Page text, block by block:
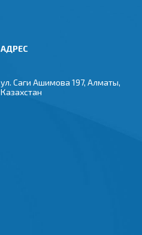
ул. Саги Ашимова 197, Алматы,
Казахстан